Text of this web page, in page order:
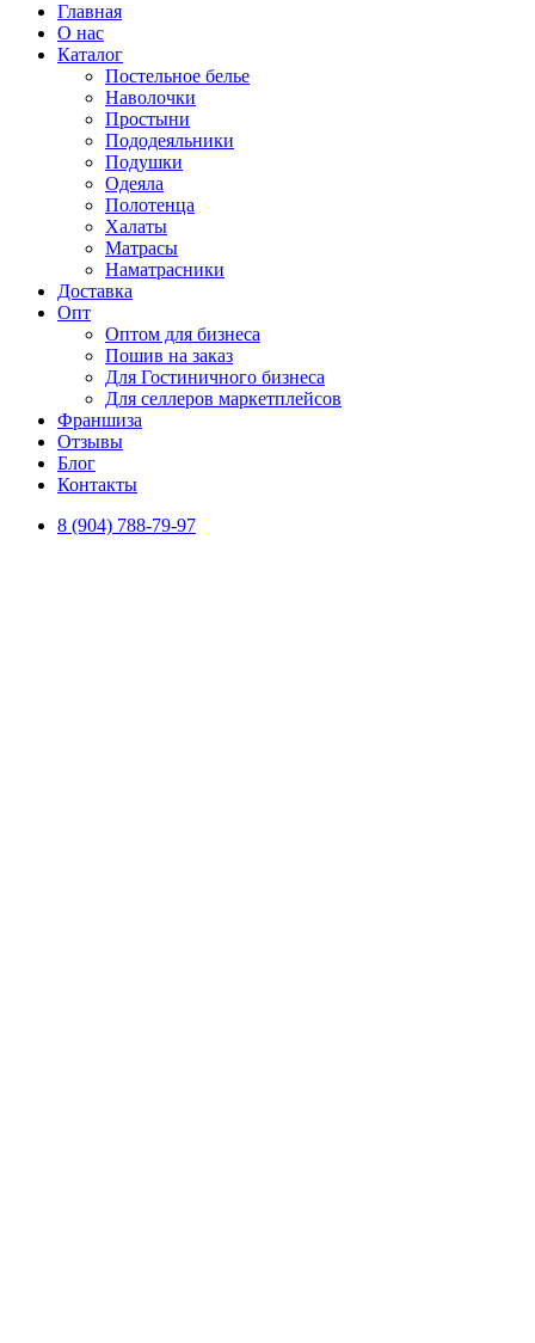
Главная
О нас
Каталог
Постельное белье
Наволочки
Простыни
Пододеяльники
Подушки
Одеяла
Полотенца
Халаты
Матрасы
Наматрасники
Доставка
Опт
Оптом для бизнеса
Пошив на заказ
Для Гостиничного бизнеса
Для селлеров маркетплейсов
Франшиза
Отзывы
Блог
Контакты
8 (904) 788-79-97